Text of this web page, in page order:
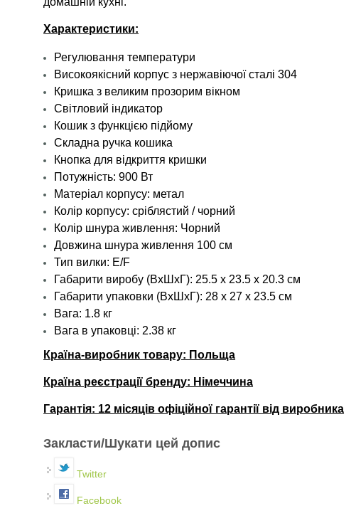
Характеристики:
Регулювання температури
Високоякісний корпус з нержавіючої сталі 304
Кришка з великим прозорим вікном
Світловий індикатор
Кошик з функцією підйому
Складна ручка кошика
Кнопка для відкриття кришки
Потужність: 900 Вт
Матеріал корпусу: метал
Колір корпусу: сріблястий / чорний
Колір шнура живлення: Чорний
Довжина шнура живлення 100 см
Тип вилки: E/F
Габарити виробу (ВхШхГ): 25.5 x 23.5 x 20.3 см
Габарити упаковки (ВхШхГ): 28 х 27 х 23.5 см
Вага: 1.8 кг
Вага в упаковці: 2.38 кг
Країна-виробник товару: Польща
Країна реєстрації бренду: Німеччина
Гарантія: 12 місяців офіційної гарантії від виробника
Закласти/Шукати цей допис
Twitter
Facebook